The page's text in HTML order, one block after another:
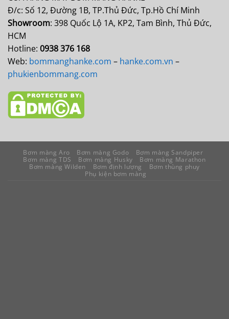
Đ/c: Số 12, Đường 1B, TP.Thủ Đức, Tp.Hồ Chí Minh
Showroom: 398 Quốc Lộ 1A, KP2, Tam Bình, Thủ Đức,
HCM
Hotline: 0938 376 168
Web: bommanghanke.com – hanke.com.vn –
phukienbommang.com
Bơm màng Aro Bơm màng Godo
Bơm màng Sandpiper
Bơm màng TDS
Bơm màng Husky
Bơm màng Marathon
Bơm màng Wilden
Bơm định lượng
Bơm thùng phuy
Phụ kiện bơm màng